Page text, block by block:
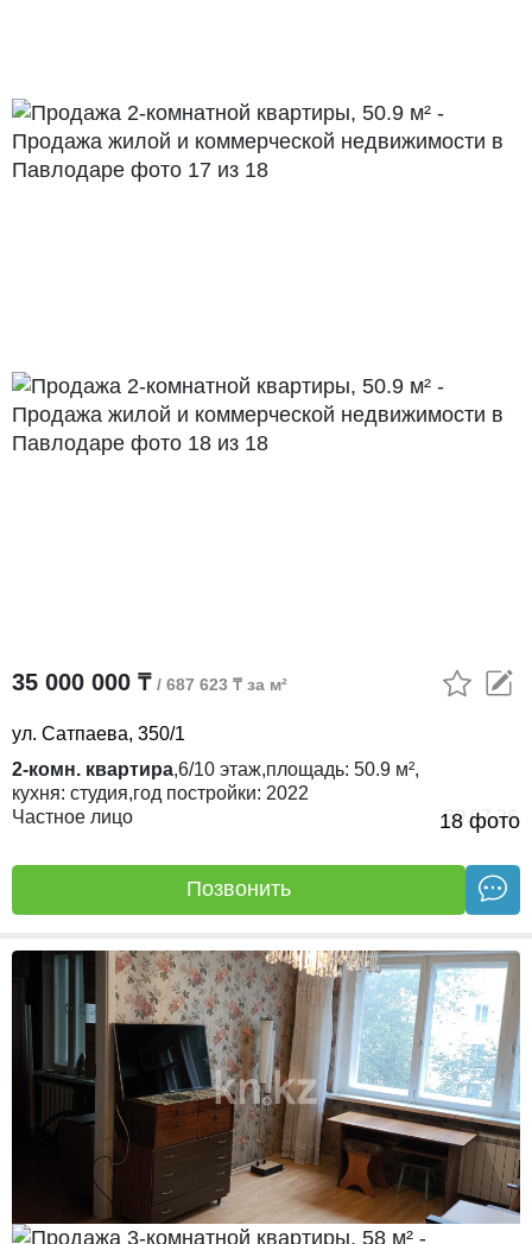
18 фото
35 000 000 ₸ / 687 623 ₸ за м²
ул. Сатпаева, 350/1
2-комн. квартира,6/10 этаж,площадь: 50.9 м²,
кухня: студия,год постройки: 2022
Частное лицо
30.07.26
Позвонить